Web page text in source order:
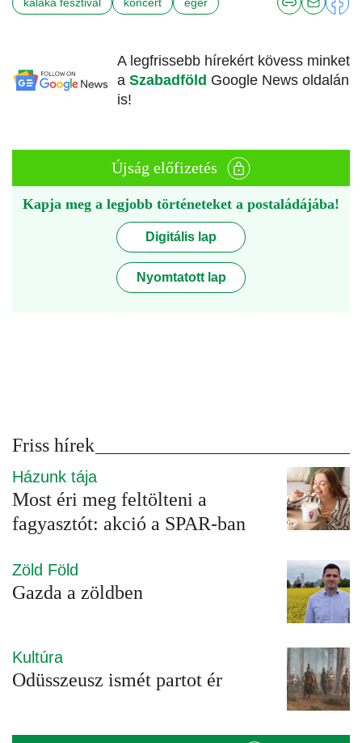
A legfrissebb hírekért kövess minket
a Szabadföld Google News oldalán
is!
Újság előfizetés
Kapja meg a legjobb történeteket a postaládájába!
Digitális lap
Nyomtatott lap
Friss hírek
Házunk tája
Most éri meg feltölteni a
fagyasztót: akció a SPAR-ban
Zöld Föld
Gazda a zöldben
Kultúra
Odüsszeusz ismét partot ér